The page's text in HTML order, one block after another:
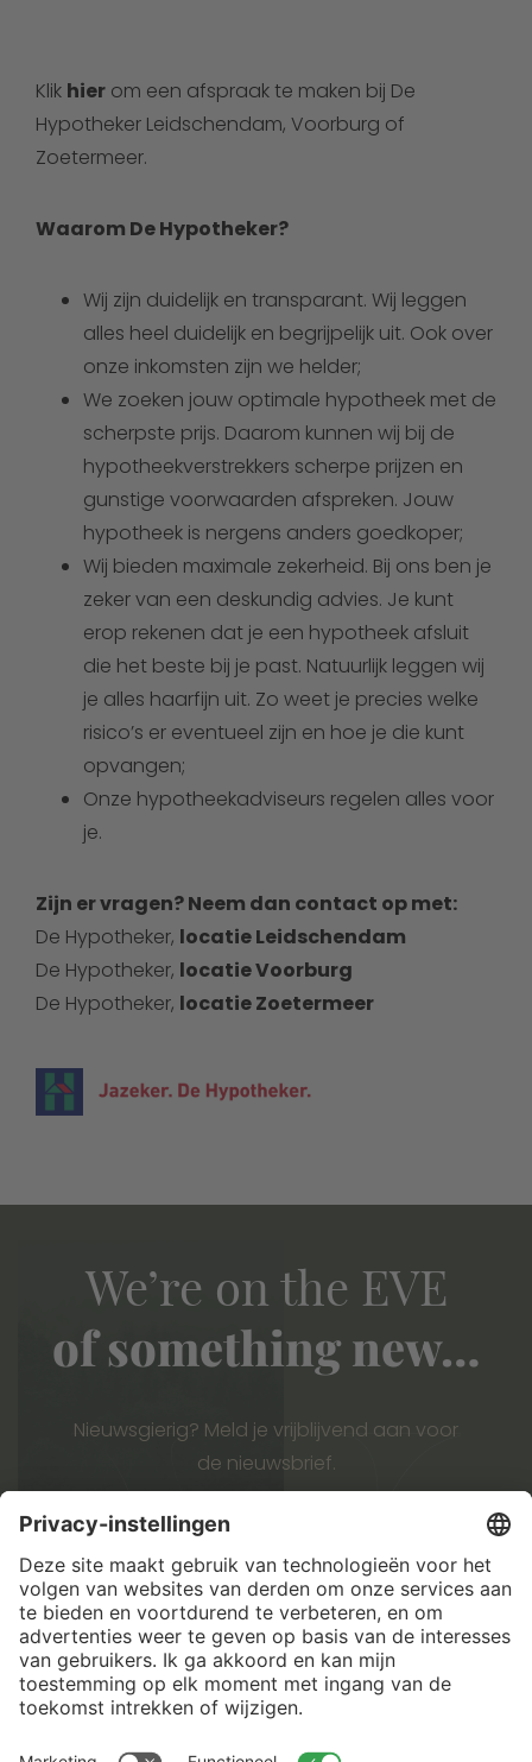
Klik hier om een afspraak te maken bij De
Hypotheker Leidschendam, Voorburg of
Zoetermeer.
Waarom De Hypotheker?
Wij zijn duidelijk en transparant. Wij leggen
alles heel duidelijk en begrijpelijk uit. Ook over
onze inkomsten zijn we helder;
We zoeken jouw optimale hypotheek met de
scherpste prijs. Daarom kunnen wij bij de
hypotheekverstrekkers scherpe prijzen en
gunstige voorwaarden afspreken. Jouw
hypotheek is nergens anders goedkoper;
Wij bieden maximale zekerheid. Bij ons ben je
zeker van een deskundig advies. Je kunt
erop rekenen dat je een hypotheek afsluit
die het beste bij je past. Natuurlijk leggen wij
je alles haarfijn uit. Zo weet je precies welke
risico’s er eventueel zijn en hoe je die kunt
opvangen;
Onze hypotheekadviseurs regelen alles voor
je.
Zijn er vragen? Neem dan contact op met:
De Hypotheker, locatie Leidschendam
De Hypotheker, locatie Voorburg
De Hypotheker, locatie Zoetermeer
We’re on the EVE
of something new…
Nieuwsgierig? Meld je vrijblijvend aan voor
de nieuwsbrief.
AANMELDEN